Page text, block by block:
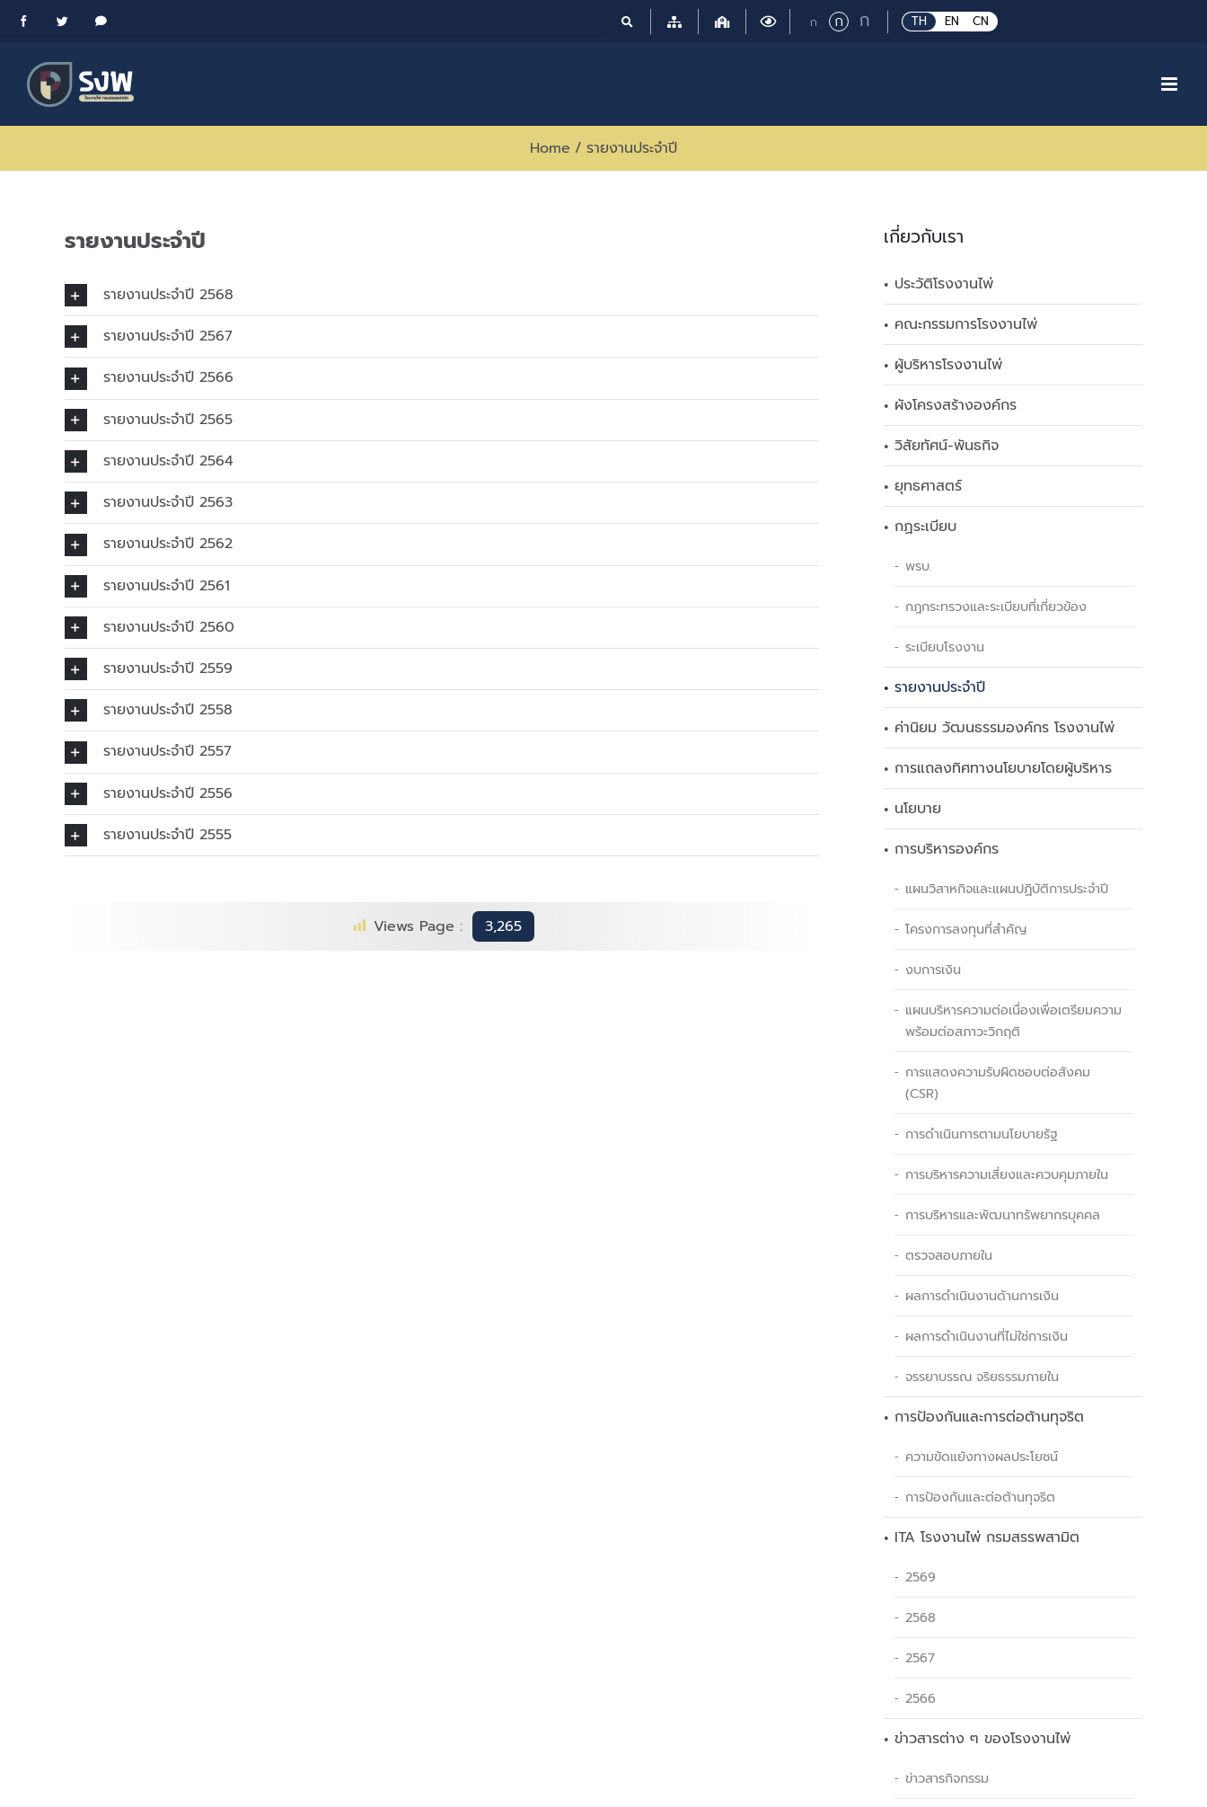
Skip
FacebookTwitter Messenger TH EN CN
ก Small
กRegular
กLarge
font
Home / รายงานประจำปี
รายงานประจำปี
รายงานประจำปี 2568
รายงานประจำปี 2567
รายงานประจำปี 2566
รายงานประจำปี 2565
รายงานประจำปี 2564
รายงานประจำปี 2563
รายงานประจำปี 2562
รายงานประจำปี 2561
รายงานประจำปี 2560
รายงานประจำปี 2559
รายงานประจำปี 2558
รายงานประจำปี 2557
รายงานประจำปี 2556
รายงานประจำปี 2555
Views Page : 3,265
เกี่ยวกับเรา
ประวัติโรงงานไพ่
คณะกรรมการโรงงานไพ่
ผู้บริหารโรงงานไพ่
ผังโครงสร้างองค์กร
วิสัยทัศน์-พันธกิจ
ยุทธศาสตร์
กฏระเบียบ
พรบ.
กฎกระทรวงและระเบียบที่เกี่ยวข้อง
ระเบียบโรงงาน
รายงานประจำปี
ค่านิยม วัฒนธรรมองค์กร โรงงานไพ่
การแถลงทิศทางนโยบายโดยผู้บริหาร
นโยบาย
การบริหารองค์กร
แผนวิสาหกิจและแผนปฏิบัติการประจำปี
โครงการลงทุนที่สำคัญ
งบการเงิน
แผนบริหารความต่อเนื่องเพื่อเตรียมความ
พร้อมต่อสภาวะวิกฤติ
การแสดงความรับผิดชอบต่อสังคม
(CSR)
การดำเนินการตามนโยบายรัฐ
การบริหารความเสี่ยงและควบคุมภายใน
การบริหารและพัฒนาทรัพยากรบุคคล
ตรวจสอบภายใน
ผลการดำเนินงานด้านการเงิน
ผลการดำเนินงานที่ไม่ใช่การเงิน
จรรยาบรรณ จริยธรรมภายใน
การป้องกันและการต่อต้านทุจริต
ความขัดแย้งทางผลประโยชน์
การป้องกันและต่อต้านทุจริต
ITA โรงงานไพ่ กรมสรรพสามิต
2569
2568
2567
2566
ข่าวสารต่าง ๆ ของโรงงานไพ่
ข่าวสารกิจกรรม